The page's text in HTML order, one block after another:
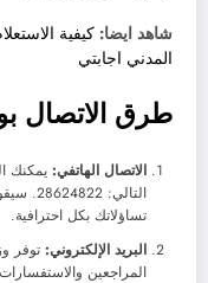
شاهد ايضا: كيفية
المدني اجابتي
طرق الاتصال
الاتصال الهاتفي: يمكنك
تساؤلاتك بكل احترافية.
البريد الإلكتروني: توفر